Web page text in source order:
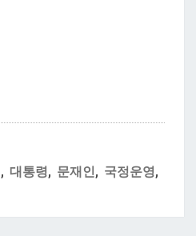
, 대통령, 문재인, 국정운영,